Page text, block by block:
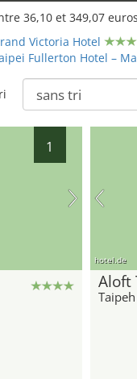
36,10 et 349,07
Victoria Hotel
Fullerton Hotel –
1
hotel.de
Aloft
Taipeh